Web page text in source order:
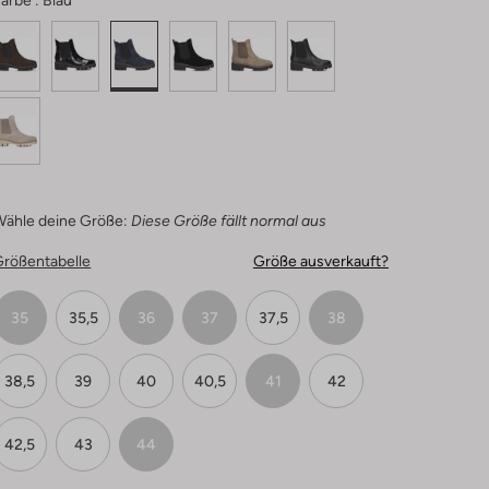
deine Größe: Diese Größe fällt normal aus
Größe ausverkauft?
35 35,5 36 37 37,5 38
38,5 39 40 40,5 41 42
42,5 43 44